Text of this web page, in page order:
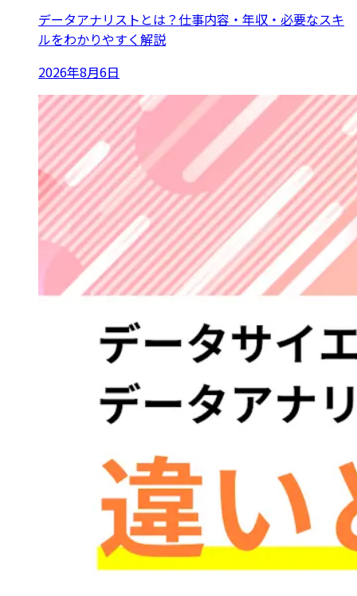
データアナリストとは？仕事内容・年収・必要なスキ
ルをわかりやすく解説
2026年8月6日